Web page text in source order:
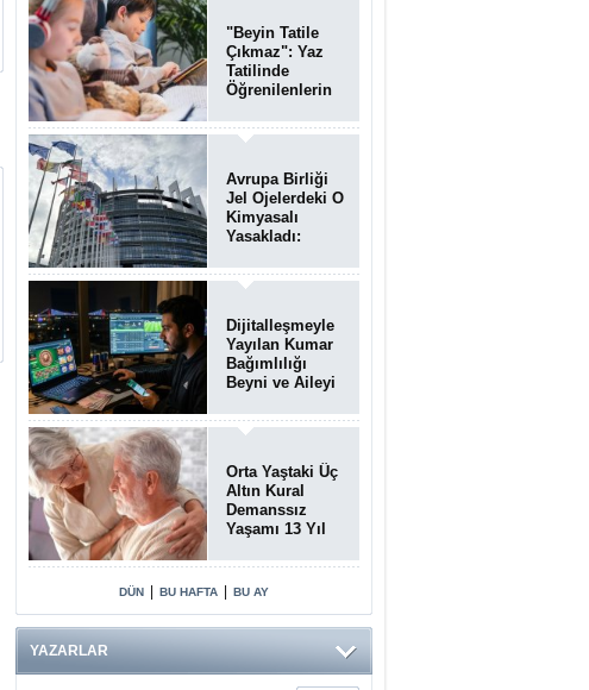
"Beyin Tatile
Çıkmaz": Yaz
Tatilinde
Öğrenilenlerin
Unutulabiliyor
Avrupa Birliği
Jel Ojelerdeki O
Kimyasalı
Yasakladı:
Riski Uyarısı
Dijitalleşmeyle
Yayılan Kumar
Bağımlılığı
Beyni ve Aileyi
Uğratıyor
Orta Yaştaki Üç
Altın Kural
Demanssız
Yaşamı 13 Yıl
DÜN BU HAFTA BU AY
YAZARLAR